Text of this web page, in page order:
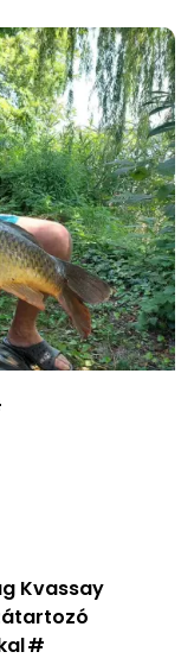
Kvassay